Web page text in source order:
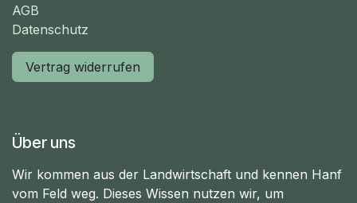
AGB
Datenschutz
Vertrag widerrufen
Über uns
Wir kommen aus der Landwirtschaft und kennen Hanf
vom Feld weg. Dieses Wissen nutzen wir, um